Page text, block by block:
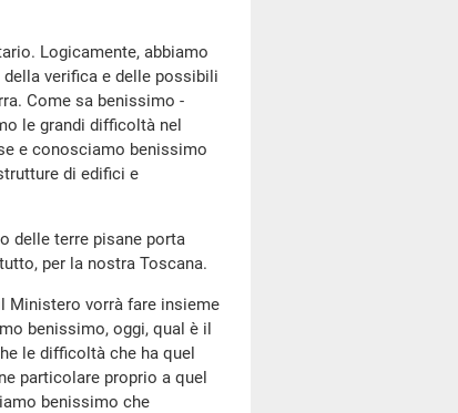
Logicamente, abbiamo
verifica e delle possibili
Come sa benissimo -
le grandi difficoltà nel
e conosciamo benissimo
di edifici e
delle terre pisane porta
per la nostra Toscana.
Ministero vorrà fare insieme
benissimo, oggi, qual è il
le difficoltà che ha quel
particolare proprio a quel
benissimo che